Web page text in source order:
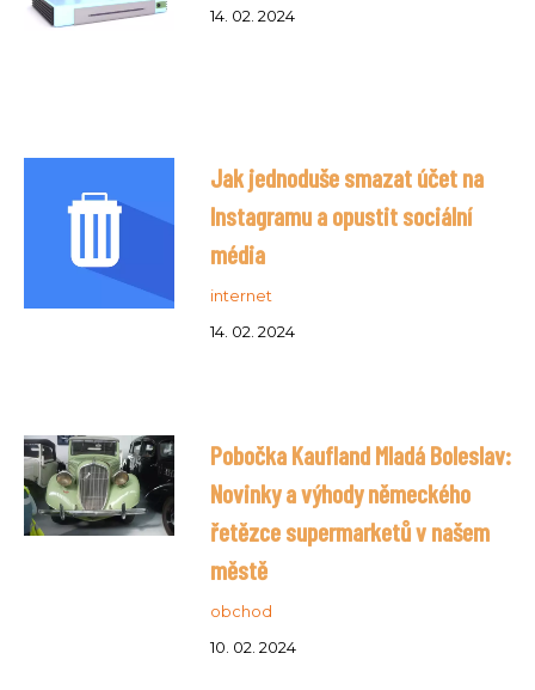
14. 02. 2024
Jak jednoduše smazat účet na
Instagramu a opustit sociální
média
internet
14. 02. 2024
Pobočka Kaufland Mladá Boleslav:
Novinky a výhody německého
řetězce supermarketů v našem
městě
obchod
10. 02. 2024